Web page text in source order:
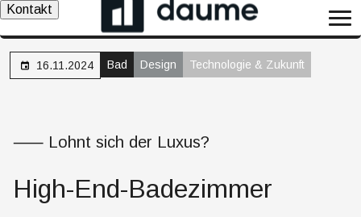
Kontakt
16.11.2024 Bad Design Technologie & Zukunft
⸺ Lohnt sich der Luxus?
High-End-Badezimmer